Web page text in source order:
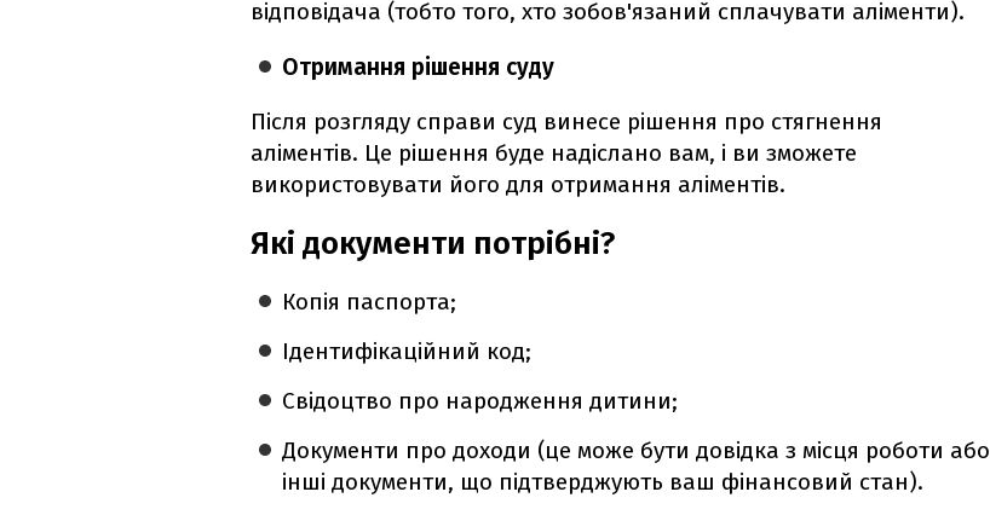
відповідача (тобто того, хто зобов'язаний сплачувати аліменти).
Отримання рішення суду
Після розгляду справи суд винесе рішення про стягнення
аліментів. Це рішення буде надіслано вам, і ви зможете
використовувати його для отримання аліментів.
Які документи потрібні?
Копія паспорта;
Ідентифікаційний код;
Свідоцтво про народження дитини;
Документи про доходи (це може бути довідка з місця роботи або
інші документи, що підтверджують ваш фінансовий стан).